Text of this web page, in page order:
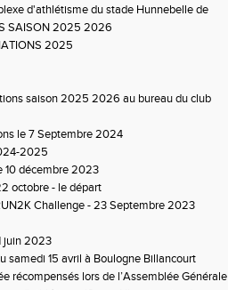
d'athlétisme du stade Hunnebelle de
SAISON 2025 2026
2025
saison 2025 2026 au bureau du club
le 7 Septembre 2024
2025
10 décembre 2023
octobre - le départ
Challenge - 23 Septembre 2023
juin 2023
samedi 15 avril à Boulogne Billancourt
récompensés lors de l’Assemblée Générale